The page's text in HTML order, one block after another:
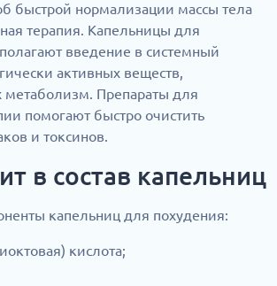
быстрой нормализации массы тела
терапия. Капельницы для
введение в системный
активных веществ,
Препараты для
помогают быстро очистить
и токсинов.
в состав капельниц
капельниц для похудения:
кислота;